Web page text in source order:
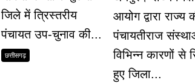
जिले में त्रिस्तरीय
पंचायत उप-चुनाव की...
छत्तीसगढ़
आयोग द्वारा राज्य
पंचायतीराज
विभिन्न कारणों से
हुए जिला...